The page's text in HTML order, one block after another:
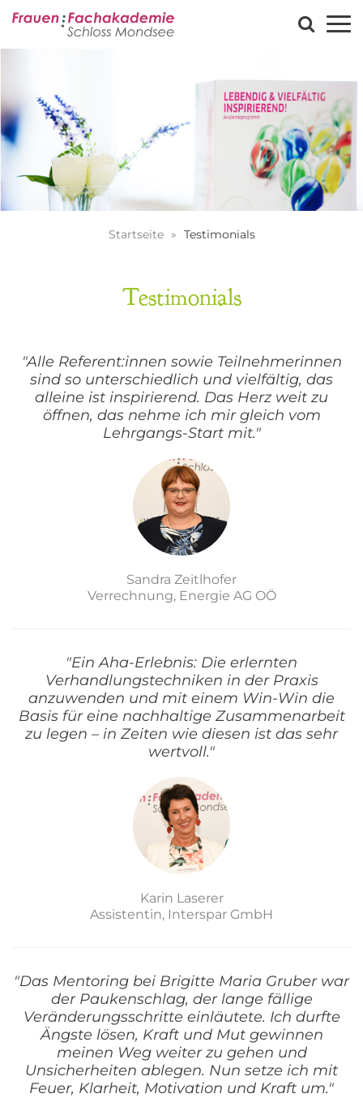
Startseite Testimonials
Testimonials
"Alle Referent:innen sowie Teilnehmerinnen
sind so unterschiedlich und vielfältig, das
alleine ist inspirierend. Das Herz weit zu
öffnen, das nehme ich mir gleich vom
Lehrgangs-Start mit."
Sandra Zeitlhofer
Verrechnung, Energie AG OÖ
"Ein Aha-Erlebnis: Die erlernten
Verhandlungstechniken in der Praxis
anzuwenden und mit einem Win-Win die
Basis für eine nachhaltige Zusammenarbeit
zu legen – in Zeiten wie diesen ist das sehr
wertvoll."
Karin Laserer
Assistentin, Interspar GmbH
"Das Mentoring bei Brigitte Maria Gruber war
der Paukenschlag, der lange fällige
Veränderungsschritte einläutete. Ich durfte
Ängste lösen, Kraft und Mut gewinnen
meinen Weg weiter zu gehen und
Unsicherheiten ablegen. Nun setze ich mit
Feuer, Klarheit, Motivation und Kraft um."